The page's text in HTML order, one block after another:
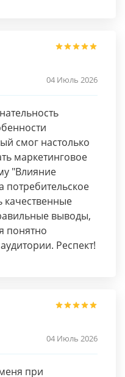
04 Июль 2026
смог настолько
маркетинговое
"Влияние
потребительское
качественные
выводы,
понятно
Респект!
04 Июль 2026
при